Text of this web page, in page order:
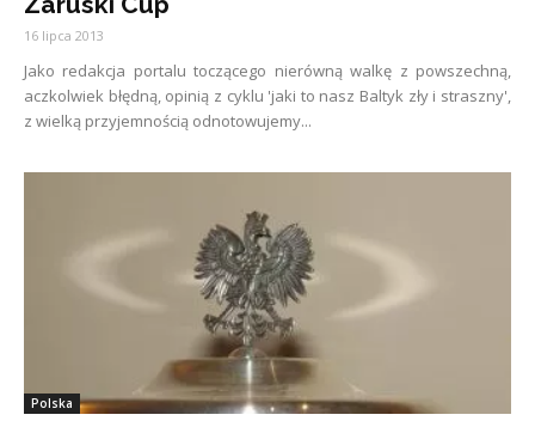
16 lipca 2013
Jako redakcja portalu toczącego nierówną walkę z powszechną,
aczkolwiek błędną, opinią z cyklu 'jaki to nasz Baltyk zły i straszny',
z wielką przyjemnością odnotowujemy...
Polska